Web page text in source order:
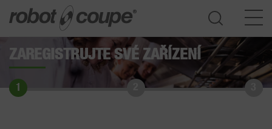
ZAREGISTRUJTE SVÉ ZAŘÍZENÍ
1 Přístup do průvodce výběrem